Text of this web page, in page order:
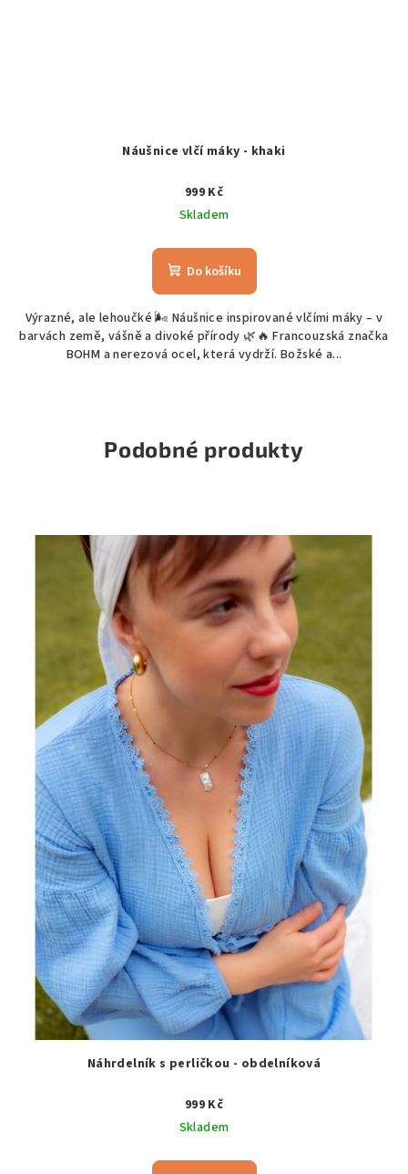
Náušnice vlčí máky - khaki
999 Kč
Skladem
Do košíku
Výrazné, ale lehoučké 🌬️ Náušnice inspirované vlčími máky – v
barvách země, vášně a divoké přírody 🌿🔥 Francouzská značka
BOHM a nerezová ocel, která vydrží. Božské a...
Podobné produkty
Náhrdelník s perličkou - obdelníková
999 Kč
Skladem